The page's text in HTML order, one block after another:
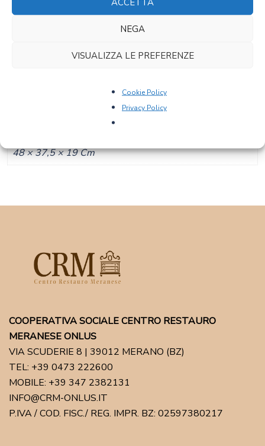
NEGA
VISUALIZZA LE PREFERENZE
Cookie Policy
Privacy Policy
CONTATTACI PER MAGGIORI INFO E PER
48 × 37,5 × 19 Cm
COOPERATIVA SOCIALE CENTRO RESTAURO
MERANESE ONLUS
VIA SCUDERIE 8 | 39012 MERANO (BZ)
TEL: +39 0473 222600
MOBILE: +39 347 2382131
INFO@CRM-ONLUS.IT
P.IVA / COD. FISC./ REG. IMPR. BZ: 02597380217